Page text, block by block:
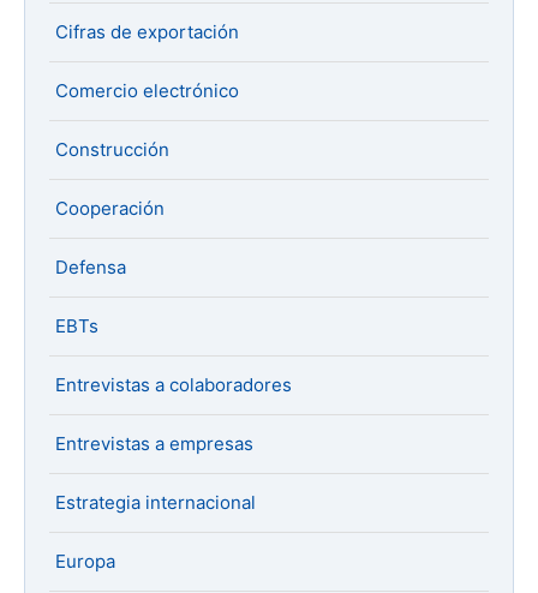
Cifras de exportación
Comercio electrónico
Construcción
Cooperación
Defensa
EBTs
Entrevistas a colaboradores
Entrevistas a empresas
Estrategia internacional
Europa